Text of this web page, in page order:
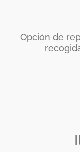
Opción de